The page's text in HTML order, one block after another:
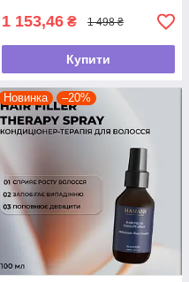
1 153,46 ₴ 1 498 ₴
Купити
Новинка –20%